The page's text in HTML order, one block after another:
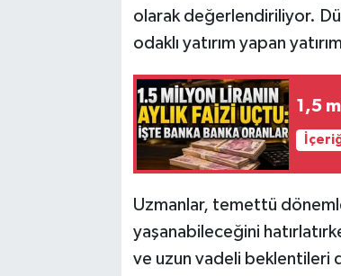
olarak değerlendiriliyor.
odaklı yatırım yapan
1,5
Uzmanlar, temettü
yaşanabileceğini
ve uzun vadeli beklentileri